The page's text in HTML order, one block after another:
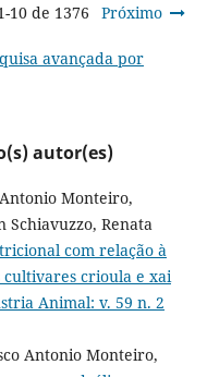
10 de 1376 Próximo
avançada por
autor(es)
Monteiro,
Schiavuzzo, Renata
com relação à
crioula e xai
Animal: v. 59 n. 2
Antonio Monteiro,